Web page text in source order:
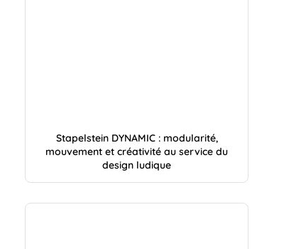
Stapelstein DYNAMIC : modularité,
mouvement et créativité au service du
design ludique